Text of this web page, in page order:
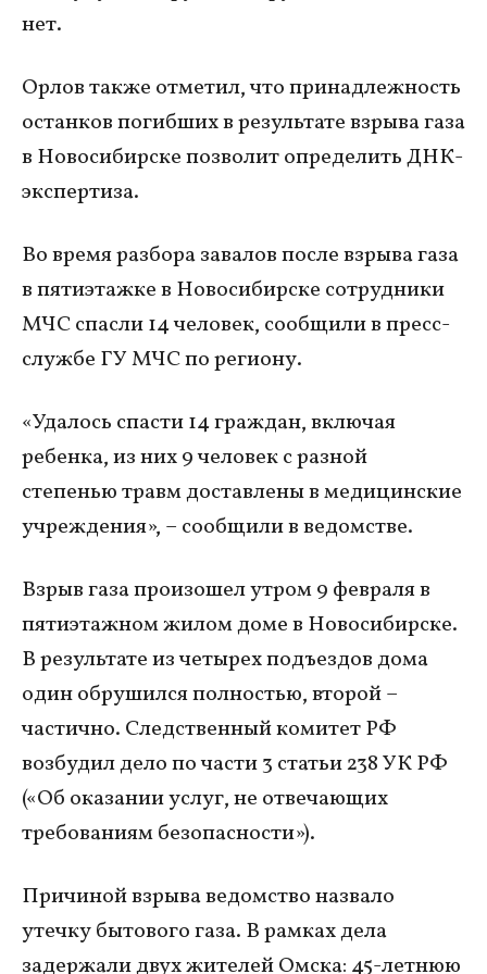
нет.
Орлов также отметил, что принадлежность
останков погибших в результате взрыва газа
в Новосибирске позволит определить ДНК-
экспертиза.
Во время разбора завалов после взрыва газа
в пятиэтажке в Новосибирске сотрудники
МЧС спасли 14 человек, сообщили в пресс-
службе ГУ МЧС по региону.
«Удалось спасти 14 граждан, включая
ребенка, из них 9 человек с разной
степенью травм доставлены в медицинские
учреждения», – сообщили в ведомстве.
Взрыв газа произошел утром 9 февраля в
пятиэтажном жилом доме в Новосибирске.
В результате из четырех подъездов дома
один обрушился полностью, второй –
частично. Следственный комитет РФ
возбудил дело по части 3 статьи 238 УК РФ
(«Об оказании услуг, не отвечающих
требованиям безопасности»).
Причиной взрыва ведомство назвало
утечку бытового газа. В рамках дела
задержали двух жителей Омска: 45-летнюю